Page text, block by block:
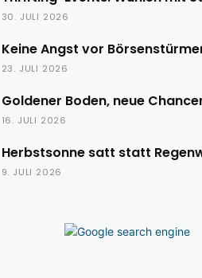
30. JULI 2026
Keine Angst vor
23. JULI 2026
Goldener Boden, neue
16. JULI 2026
Herbstsonne satt statt
9. JULI 2026